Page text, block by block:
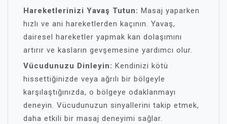
Hareketlerinizi Yavaş Tutun: Masaj yaparken
hızlı ve ani hareketlerden kaçının. Yavaş,
dairesel hareketler yapmak kan dolaşımını
artırır ve kasların gevşemesine yardımcı olur.
Vücudunuzu Dinleyin: Kendinizi kötü
hissettiğinizde veya ağrılı bir bölgeyle
karşılaştığınızda, o bölgeye odaklanmayı
deneyin. Vücudunuzun sinyallerini takip etmek,
daha etkili bir masaj deneyimi sağlar.